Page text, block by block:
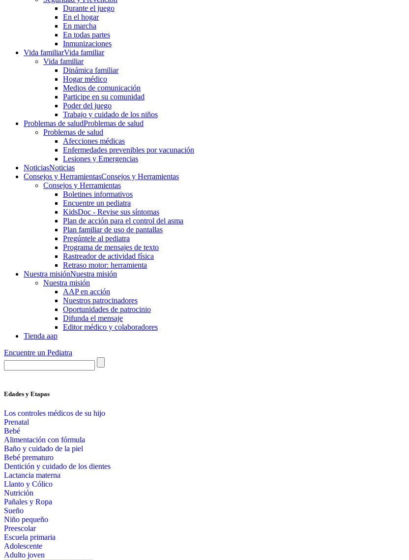
Durante el juego
En el hogar
En marcha
En todas partes
Inmunizaciones
Vida familiarVida familiar
Vida familiar
Dinámica familiar
Hogar médico
Medios de comunicación
Participe en su comunidad
Poder del juego
Trabajo y cuidado de los niños
Problemas de saludProblemas de salud
Problemas de salud
Afecciones médicas
Enfermedades prevenibles por vacunación
Lesiones y Emergencias
NoticiasNoticias
Consejos y HerramientasConsejos y Herramientas
Consejos y Herramientas
Boletines informativos
Encuentre un pediatra
KidsDoc - Revise sus síntomas
Plan de acción para el control del asma
Plan familiar de uso de pantallas
Pregúntele al pediatra
Programa de mensajes de texto
Rastre​​ador de activida​d física
Retraso motor: herramienta
Nuestra misiónNuestra misión
Nuestra misión
AAP en acción
Nuestros patrocinadores
Oportunidades de patrocinio
Difunda el mensaje
Editor médico y colaboradores
Tienda aap
Encuentre un Pediatra
Edades y Etapas
Los controles médicos de su hijo
Prenatal
Bebé
Alimentación con fórmula
Baño y cuidado de la piel
Bebé prematuro
Dentición y cuidado de los dientes
Lactancia materna
Llanto y Cólico
Nutrición
Pañales y Ropa
Sueño
Niño pequeño
Preescolar
Escuela primaria
Adolescente
Adulto joven